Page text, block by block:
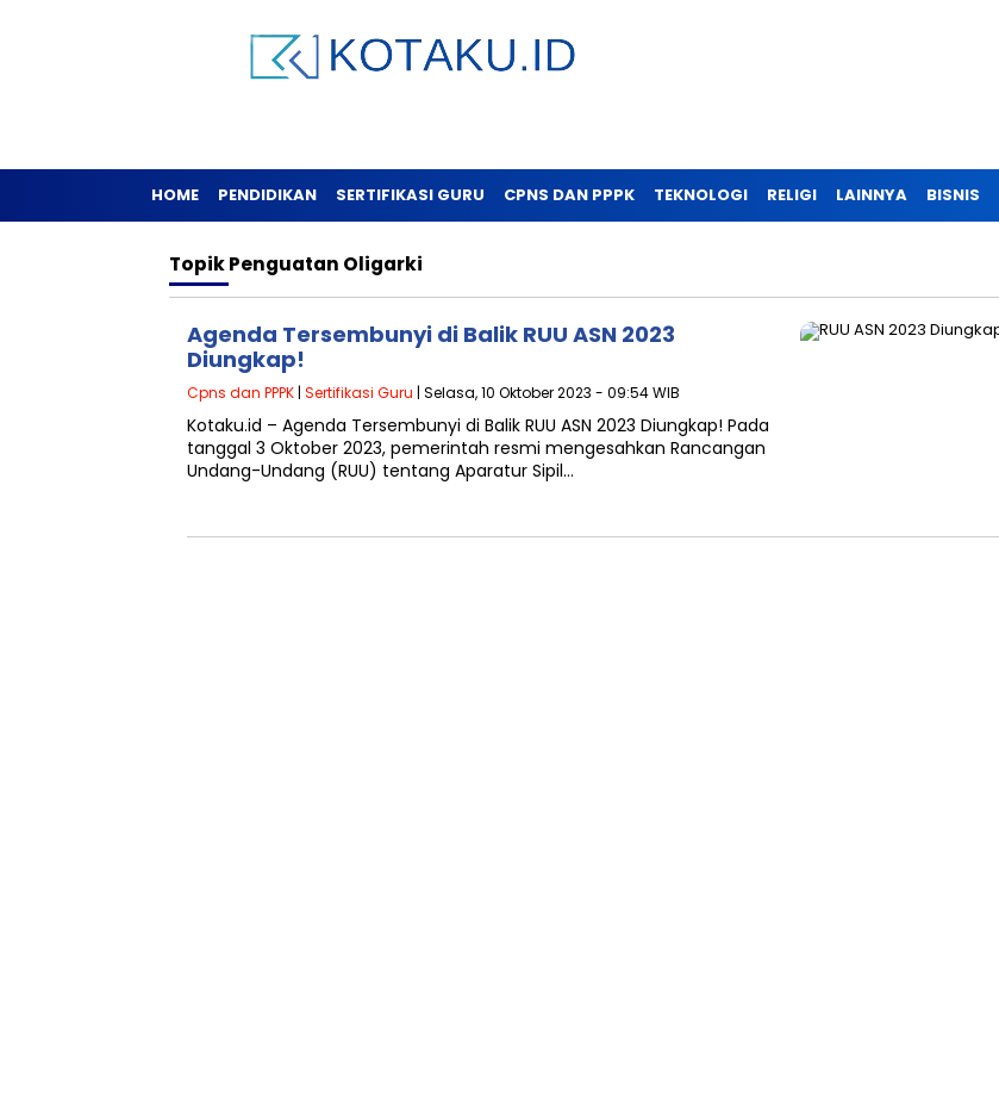
HOME PENDIDIKAN SERTIFIKASI GURU CPNS DAN PPPK TEKNOLOGI RELIGI LAINNYA BISNIS
TopikPenguatan Oligarki
Agenda Tersembunyi di Balik RUU ASN 2023
Diungkap!
Cpns dan PPPK | Sertifikasi Guru | Selasa, 10 Oktober 2023 - 09:54 WIB
Kotaku.id – Agenda Tersembunyi di Balik RUU ASN 2023 Diungkap! Pada
tanggal 3 Oktober 2023, pemerintah resmi mengesahkan Rancangan
Undang-Undang (RUU) tentang Aparatur Sipil…